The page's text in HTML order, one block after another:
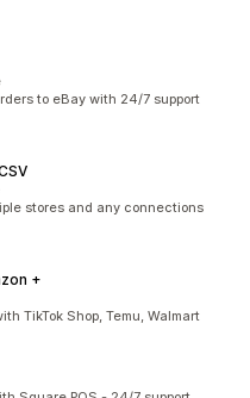
to eBay with 24/7 support
stores and any connections
+
TikTok Shop, Temu, Walmart